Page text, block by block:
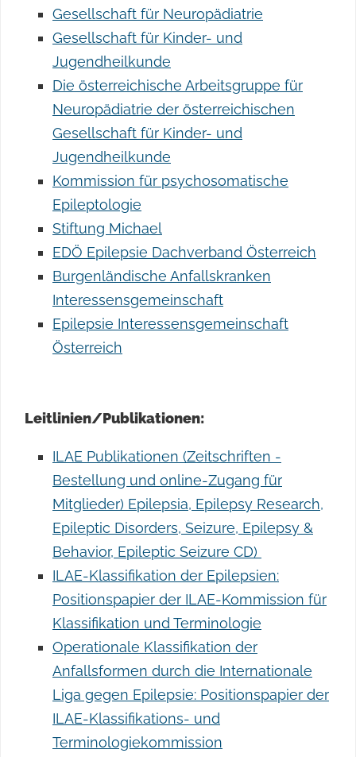
Gesellschaft für Neuropädiatrie
Gesellschaft für Kinder- und
Jugendheilkunde
Die österreichische Arbeitsgruppe für
Neuropädiatrie der österreichischen
Gesellschaft für Kinder- und
Jugendheilkunde
Kommission für psychosomatische
Epileptologie
Stiftung Michael
EDÖ Epilepsie Dachverband Österreich
Burgenländische Anfallskranken
Interessensgemeinschaft
Epilepsie Interessensgemeinschaft
Österreich
Leitlinien/Publikationen:
ILAE Publikationen (Zeitschriften -
Bestellung und online-Zugang für
Mitglieder) Epilepsia, Epilepsy Research,
Epileptic Disorders, Seizure, Epilepsy &
Behavior, Epileptic Seizure CD)
ILAE-Klassifikation der Epilepsien:
Positionspapier der ILAE-Kommission für
Klassifikation und Terminologie
Operationale Klassifikation der
Anfallsformen durch die Internationale
Liga gegen Epilepsie: Positionspapier der
ILAE-Klassifikations- und
Terminologiekommission